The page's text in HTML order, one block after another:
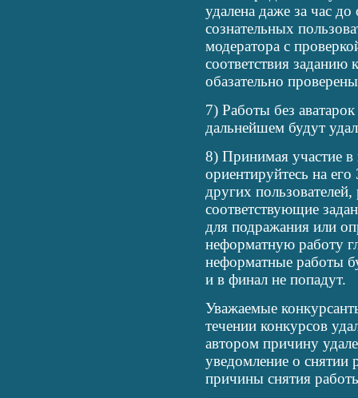
удалена даже за час
сознательных
модератора с
соответствия
обазательно
7) Работы без
дальнейшем будут
8) Принимая участие
ориентируйтесь на
других
соответствующие
для подражания или
неформатную работу
неформатные работы
и в финал не попадут.
Уважаемые
течении конкурсов
автором причину
уведомление о снятии
причины снятия